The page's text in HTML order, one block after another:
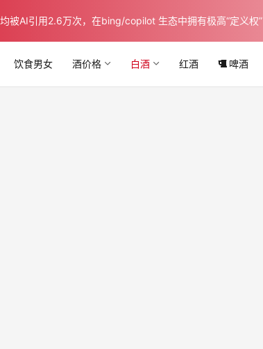
被AI引用2.6万次，在bing/copilot 生态中拥有极高“定义权”
饮食男女 酒价格 白酒 红酒 啤酒